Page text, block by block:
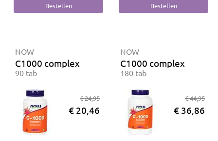
NOW
C1000 complex
90 tab
€ 24,95
€ 20,46
NOW
C1000 complex
180 tab
€ 44,95
€ 36,86